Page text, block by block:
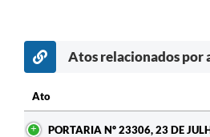
Atos relacionados por
Ato
PORTARIA Nº 23306, 23 DE